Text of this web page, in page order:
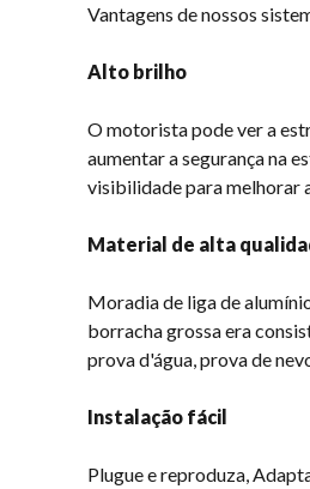
Vantagens de nossos
Alto brilho
O motorista pode ver a
aumentar a segurança na
visibilidade para melhorar
Material de alta
Moradia de liga de
borracha grossa era
prova d'água, prova de
Instalação fácil
Plugue e reproduza,